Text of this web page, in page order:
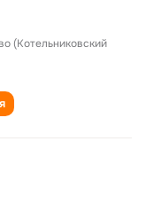
(Котельниковский